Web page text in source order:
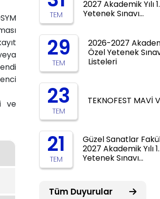
ve
TEM
2027 Akademik Yılı
Yetenek Sınavı…
29
TEM
2026-2027
Özel Yetenek
Listeleri
23
TEM
TEKNOFEST MAVİ
21
TEM
Güzel Sanatlar
2027 Akademik Yılı
Yetenek Sınavı…
Tüm Duyurular